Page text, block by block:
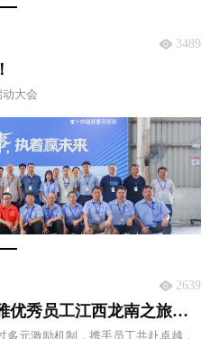
3489
大会
2639
致敬卓越・共赴山河丨三雅优秀员工江西龙南之旅圆满收官
多元激励机制，携手员工共赴卓越，